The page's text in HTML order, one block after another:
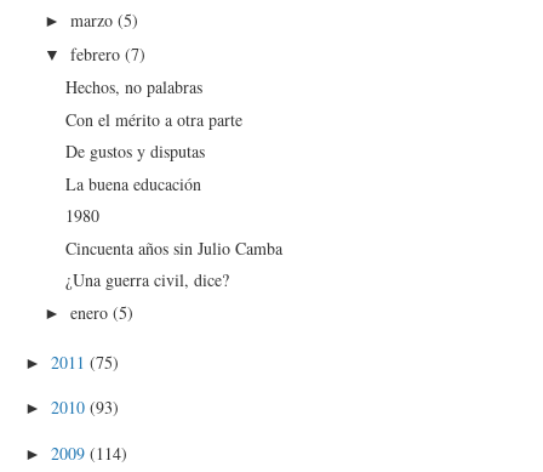
►marzo(5)
▼febrero(7)
Hechos, no palabras
Con el mérito a otra parte
De gustos y disputas
La buena educación
1980
Cincuenta años sin Julio Camba
¿Una guerra civil, dice?
►enero(5)
► 2011 (75)
► 2010 (93)
► 2009 (114)